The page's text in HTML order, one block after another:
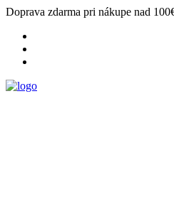
Doprava zdarma pri nákupe nad